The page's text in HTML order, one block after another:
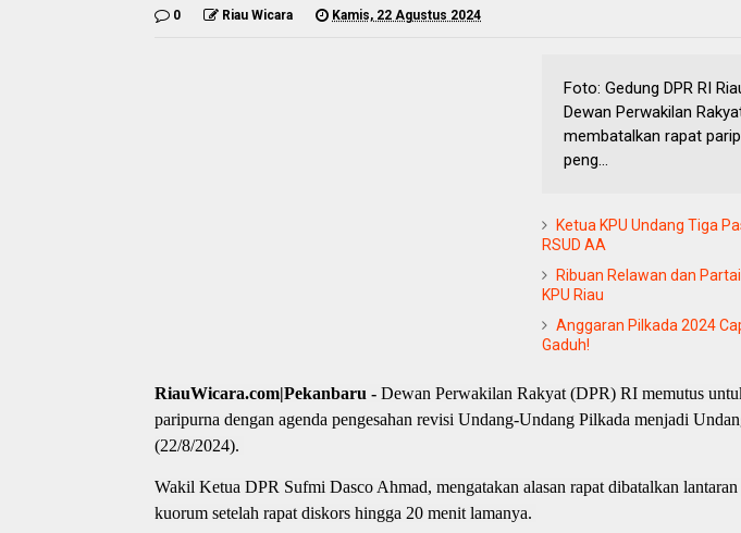
0 Riau Wicara Kamis, 22 Agustus 2024
Foto: Gedung DPR RI
Dewan Perwakilan
membatalkan rapat
peng...
Ketua KPU Undang Tiga
RSUD AA
Ribuan Relawan dan
KPU Riau
Anggaran Pilkada 2024
Gaduh!
RiauWicara.com|Pekanbaru - Dewan Perwakilan Rakyat (DPR) RI memutus
paripurna dengan agenda pengesahan revisi Undang-Undang Pilkada menjadi
(22/8/2024).
Wakil Ketua DPR Sufmi Dasco Ahmad, mengatakan alasan rapat dibatalkan
kuorum setelah rapat diskors hingga 20 menit lamanya.